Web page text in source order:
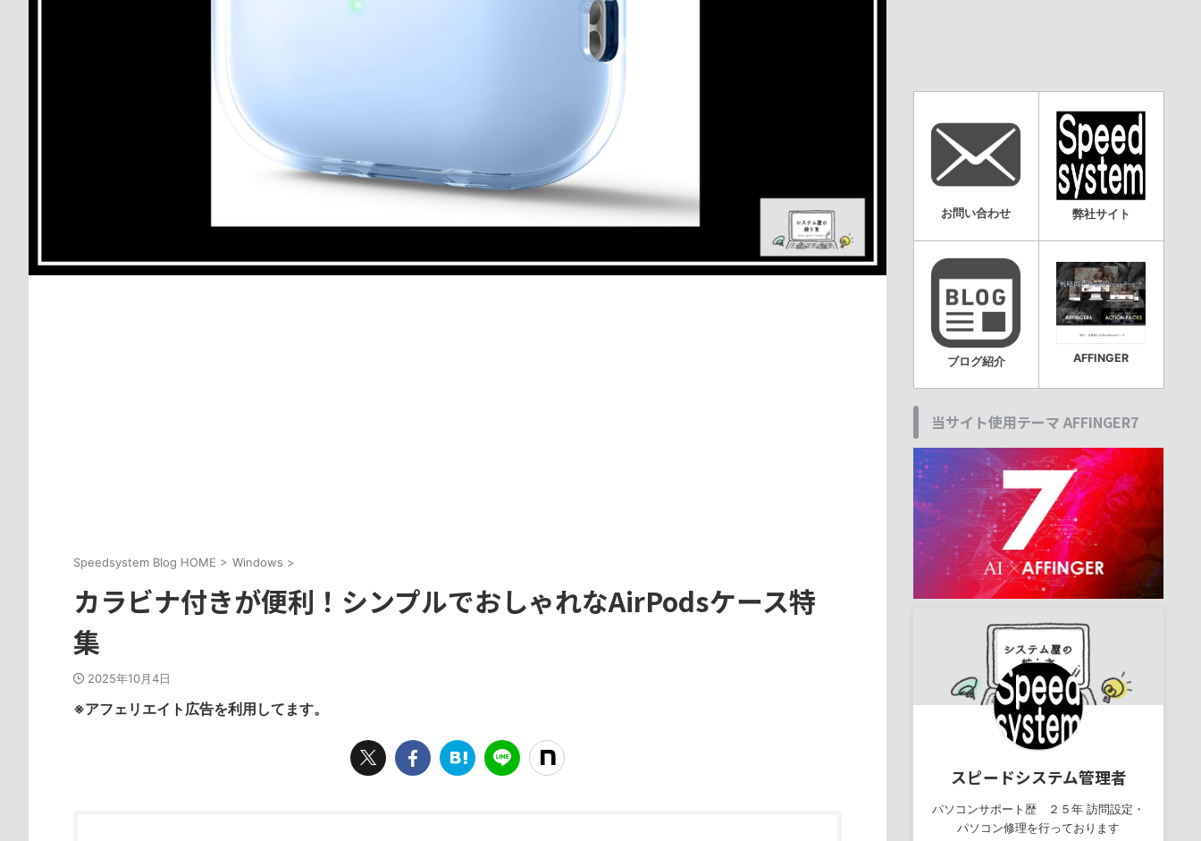
Speedsystem Blog HOME > Windows >
カラビナ付きが便利！シンプルでおしゃれなAirPodsケース特
集
2025年10月4日
※アフェリエイト広告を利用してます。
お問い合わせ 弊社サイト
ブログ紹介 AFFINGER
当サイト使用テーマ AFFINGER7
スピードシステム管理者
パソコンサポート歴 ２５年 訪問設定・
パソコン修理を行っております